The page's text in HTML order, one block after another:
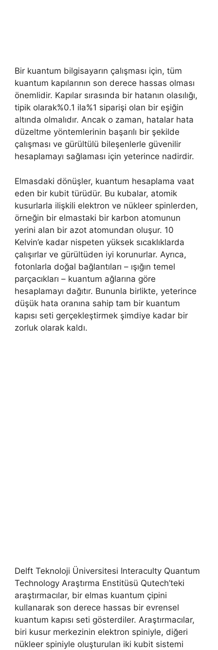
Bir kuantum bilgisayarın çalışması için, tüm
kuantum kapılarının son derece hassas olması
önemlidir. Kapılar sırasında bir hatanın olasılığı,
tipik olarak%0.1 ila%1 siparişi olan bir eşiğin
altında olmalıdır. Ancak o zaman, hatalar hata
düzeltme yöntemlerinin başarılı bir şekilde
çalışması ve gürültülü bileşenlerle güvenilir
hesaplamayı sağlaması için yeterince nadirdir.
Elmasdaki dönüşler, kuantum hesaplama vaat
eden bir kubit türüdür. Bu kubalar, atomik
kusurlarla ilişkili elektron ve nükleer spinlerden,
örneğin bir elmastaki bir karbon atomunun
yerini alan bir azot atomundan oluşur. 10
Kelvin’e kadar nispeten yüksek sıcaklıklarda
çalışırlar ve gürültüden iyi korunurlar. Ayrıca,
fotonlarla doğal bağlantıları – ışığın temel
parçacıkları – kuantum ağlarına göre
hesaplamayı dağıtır. Bununla birlikte, yeterince
düşük hata oranına sahip tam bir kuantum
kapısı seti gerçekleştirmek şimdiye kadar bir
zorluk olarak kaldı.
Delft Teknoloji Üniversitesi Interaculty Quantum
Technology Araştırma Enstitüsü Qutech’teki
araştırmacılar, bir elmas kuantum çipini
kullanarak son derece hassas bir evrensel
kuantum kapısı seti gösterdiler. Araştırmacılar,
biri kusur merkezinin elektron spiniyle, diğeri
nükleer spiniyle oluşturulan iki kubit sistemi